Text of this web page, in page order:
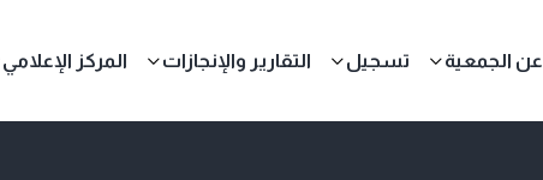
عن الجمعية تسجيل التقارير والإنجازات المركز الإعلامي